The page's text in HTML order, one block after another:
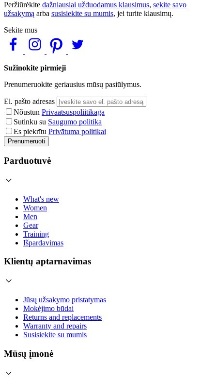
Peržiūrėkite dažniausiai užduodamus klausimus, sekite savo
užsakymą arba susisiekite su mumis, jei turite klausimų.
Sekite mus
Sužinokite pirmieji
Prenumeruokite geriausius mūsų pasiūlymus.
El. pašto adresas
Nõustun Privaatsuspoliitikaga
Sutinku su Saugumo politika
Es piekrītu Privātuma politikai
Prenumeruoti
Parduotuvė
What's new
Women
Men
Gear
Training
Išpardavimas
Klientų aptarnavimas
Jūsų užsakymo pristatymas
Mokėjimo būdai
Returns and replacements
Warranty and repairs
Susisiekite su mumis
Mūsų įmonė